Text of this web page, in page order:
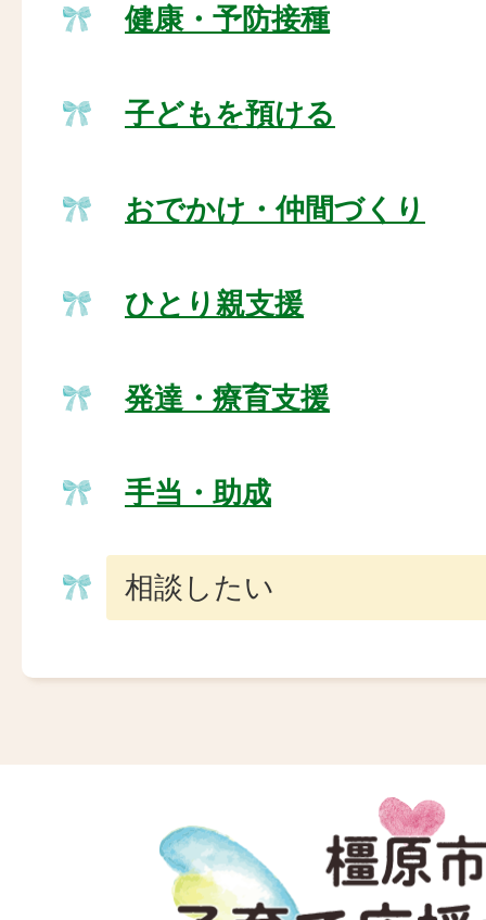
健康・予防接種
子どもを預ける
おでかけ・仲間づくり
ひとり親支援
発達・療育支援
手当・助成
相談したい
原
市